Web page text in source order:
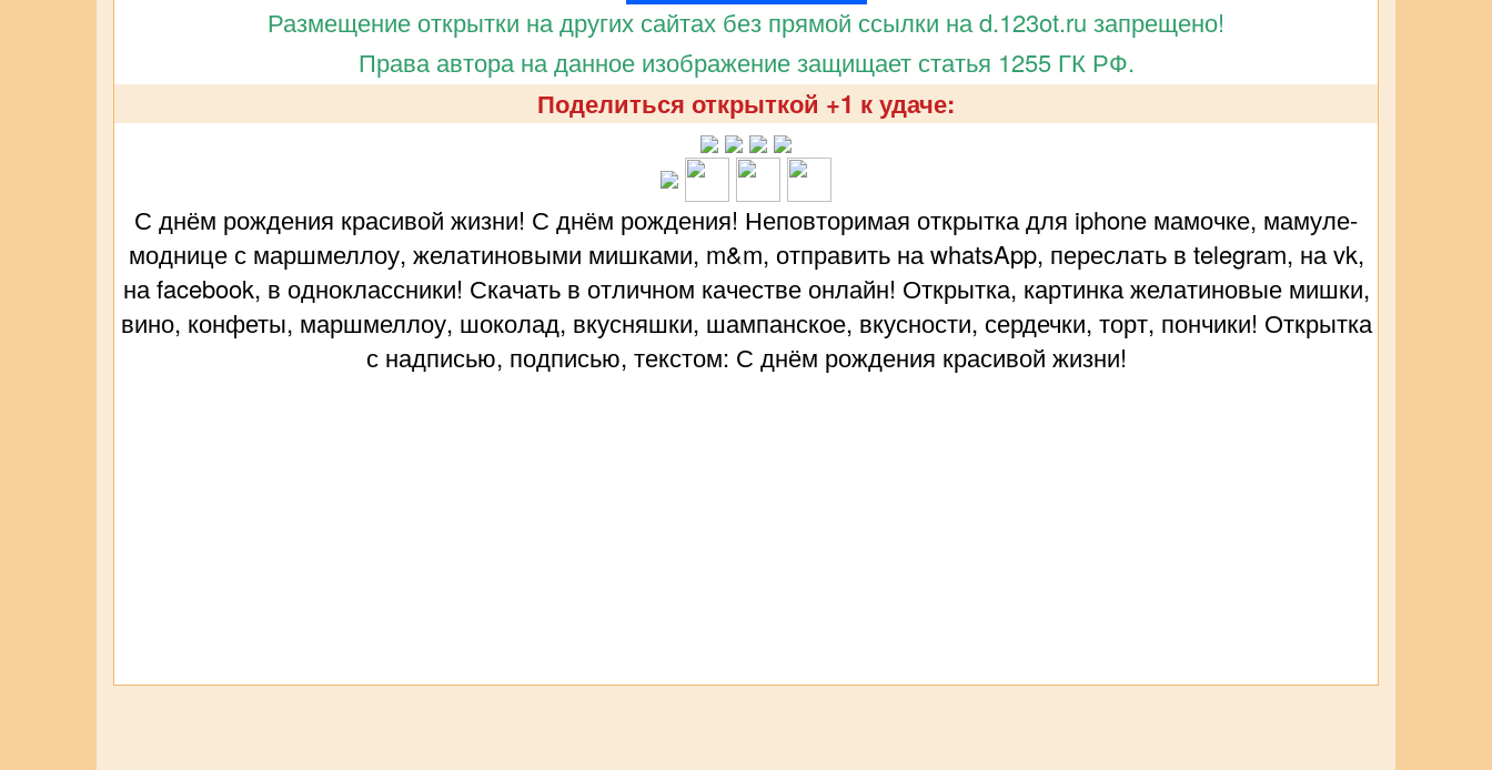
Размещение открытки на других сайтах без прямой ссылки на d.123ot.ru запрещено!
Права автора на данное изображение защищает статья 1255 ГК РФ.
Поделиться открыткой +1 к удаче:
С днём рождения красивой жизни! С днём рождения! Неповторимая открытка для iphone мамочке, мамуле-
моднице с маршмеллоу, желатиновыми мишками, m&m, отправить на whatsApp, переслать в telegram, на vk,
на facebook, в одноклассники! Скачать в отличном качестве онлайн! Открытка, картинка желатиновые мишки,
вино, конфеты, маршмеллоу, шоколад, вкусняшки, шампанское, вкусности, сердечки, торт, пончики! Открытка
с надписью, подписью, текстом: С днём рождения красивой жизни!